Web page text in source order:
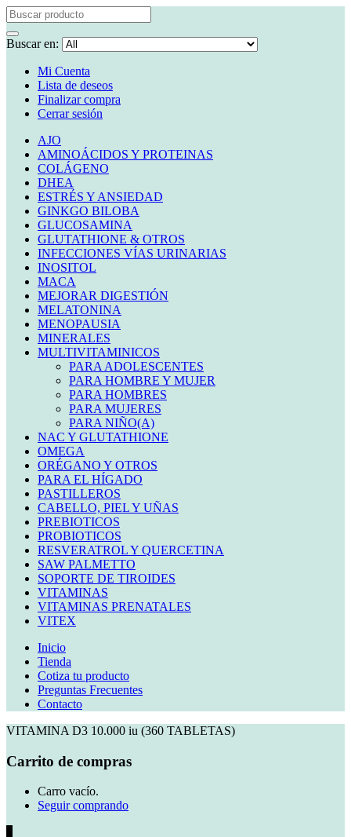
Buscar en:
Mi Cuenta
Lista de deseos
Finalizar compra
Cerrar sesión
AJO
AMINOÁCIDOS Y PROTEINAS
COLÁGENO
DHEA
ESTRÉS Y ANSIEDAD
GINKGO BILOBA
GLUCOSAMINA
GLUTATHIONE & OTROS
INFECCIONES VÍAS URINARIAS
INOSITOL
MACA
MEJORAR DIGESTIÓN
MELATONINA
MENOPAUSIA
MINERALES
MULTIVITAMINICOS
PARA ADOLESCENTES
PARA HOMBRE Y MUJER
PARA HOMBRES
PARA MUJERES
PARA NIÑO(A)
NAC Y GLUTATHIONE
OMEGA
ORÉGANO Y OTROS
PARA EL HÍGADO
PASTILLEROS
CABELLO, PIEL Y UÑAS
PREBIOTICOS
PROBIOTICOS
RESVERATROL Y QUERCETINA
SAW PALMETTO
SOPORTE DE TIROIDES
VITAMINAS
VITAMINAS PRENATALES
VITEX
Inicio
Tienda
Cotiza tu producto
Preguntas Frecuentes
Contacto
VITAMINA D3 10.000 iu (360 TABLETAS)
Carrito de compras
Carro vacío.
Seguir comprando